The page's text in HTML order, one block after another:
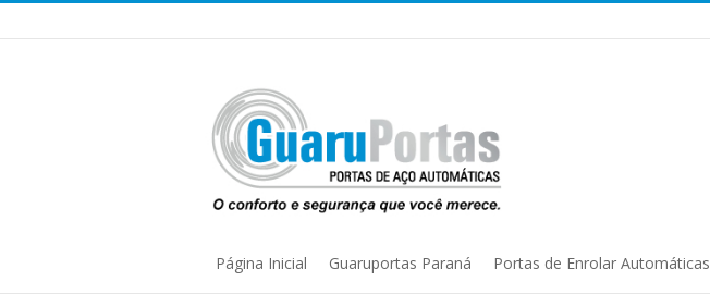
Página Inicial Guaruportas Paraná Portas de Enrolar Automáticas